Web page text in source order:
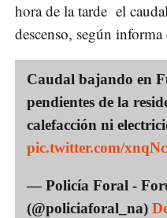
hora de la tarde el
descenso, según
Caudal bajando en
pendientes de la
calefacción ni
pic.twitter.com/
— Policía Foral -
(@policiaforal_na)